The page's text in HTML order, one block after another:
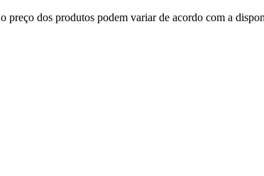
dos produtos podem variar de acordo com a